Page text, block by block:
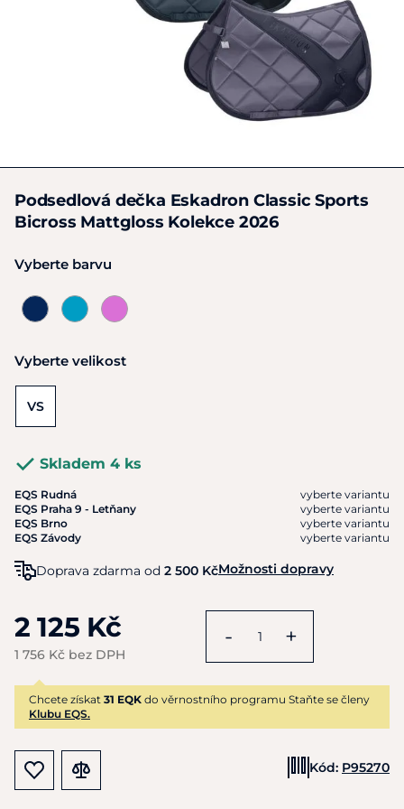
Podsedlová dečka Eskadron Classic Sports
Bicross Mattgloss Kolekce 2026
Vyberte barvu
Vyberte velikost
VS
Skladem 4 ks
EQS Rudná
vyberte variantu
EQS Praha 9 - Letňany
vyberte variantu
EQS Brno
vyberte variantu
EQS Závody
vyberte variantu
Doprava zdarma od 2 500 KčMožnosti dopravy
2 125 Kč
1 756 Kč bez DPH
- +
Chcete získat 31 EQK do věrnostního programu Staňte se členy
Klubu EQS.
Kód: P95270